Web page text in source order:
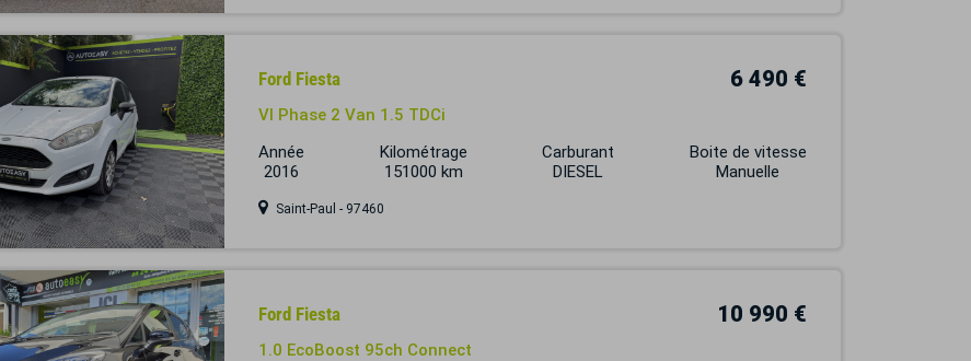
Ford Fiesta 6 490 €
VI Phase 2 Van 1.5 TDCi
Année
2016
Kilométrage
151000 km
Carburant
DIESEL
Boite de vitesse
Manuelle
Saint-Paul - 97460
Ford Fiesta 10 990 €
1.0 EcoBoost 95ch Connect